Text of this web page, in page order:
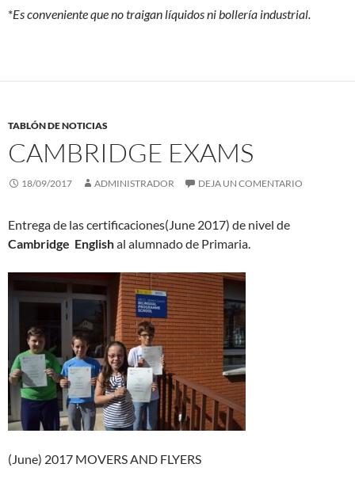
*Es conveniente que no traigan líquidos ni bollería industrial.
TABLÓN DE NOTICIAS
CAMBRIDGE EXAMS
18/09/2017 ADMINISTRADOR DEJA UN COMENTARIO
Entrega de las certificaciones(June 2017) de nivel de
Cambridge Englishal alumnado de Primaria.
(June) 2017 MOVERS AND FLYERS